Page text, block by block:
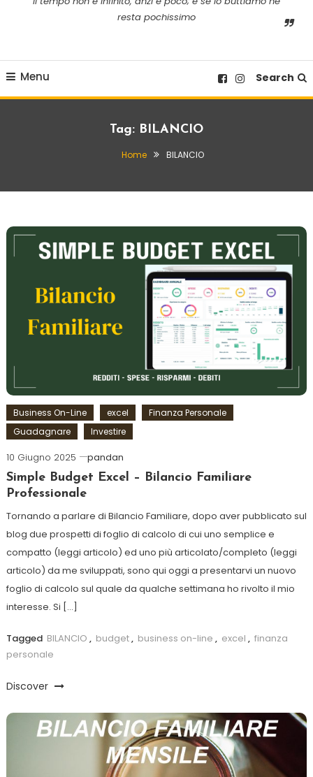
resta pochissimo
Menu Search
Tag: BILANCIO
Home BILANCIO
Business On-Line excel
Finanza Personale
Guadagnare
Investire
10 Giugno 2025
pandan
Simple Budget Excel – Bilancio Familiare
Professionale
Tornando a parlare di Bilancio Familiare, dopo aver pubblicato sul
blog due prospetti di foglio di calcolo di cui uno semplice e
compatto (leggi articolo) ed uno più articolato/completo (leggi
articolo) da me sviluppati, sono qui oggi a presentarvi un nuovo
foglio di calcolo sul quale da qualche settimana ho rivolto il mio
interesse. Si […]
Tagged BILANCIO , budget, business on-line , excel , finanza
personale
Discover